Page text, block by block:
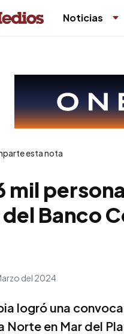
Noticias
esta nota
mil
Banco
del 2024
logró una
Norte en Mar del